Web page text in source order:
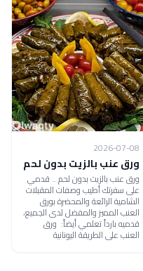
2026-07-08
ورق عنب بالزيت بدون لحم
ورق عنب بالزيت بدون لحم .. قدمي
على سفرتك أطيب وصفات المقبلات
الشامية الرائعة والمحضرة بورق
العنب المميز والمفضل لدى الجميع،
قدميه بارداً تعلمي أيضاً: ورق
العنب على الطريقة اليونانية